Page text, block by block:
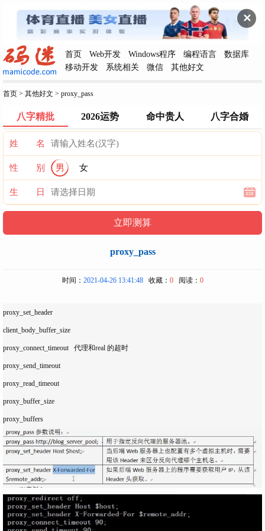
✕
首页 Web开发 Windows程序 编程语言
数据库
移动开发
系统相关 微信 其他好文
首页 > 其他好文 > proxy_pass
八字精批 2026运势 命中贵人 八字合婚
姓 名
性 别 男 女
生 日
proxy_pass
时间： 2021-04-26 13:41:48收藏： 0阅读： 0
proxy_set_header
client_body_buffer_size
proxy_connect_timeout   代理和real 的超时
proxy_send_timeout
proxy_read_timeout
proxy_buffer_size